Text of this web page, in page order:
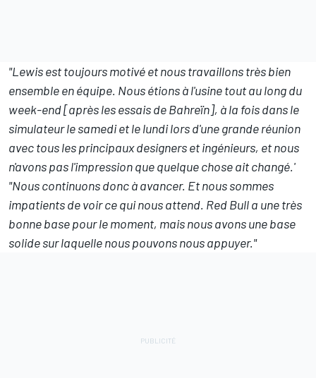
"Lewis est toujours motivé et nous travaillons très bien
ensemble en équipe. Nous étions à l'usine tout au long du
week-end [après les essais de Bahreïn], à la fois dans le
simulateur le samedi et le lundi lors d'une grande réunion
avec tous les principaux designers et ingénieurs, et nous
n'avons pas l'impression que quelque chose ait changé.'
"Nous continuons donc à avancer. Et nous sommes
impatients de voir ce qui nous attend. Red Bull a une très
bonne base pour le moment, mais nous avons une base
solide sur laquelle nous pouvons nous appuyer."